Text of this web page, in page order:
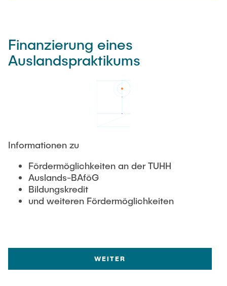
Finanzierung eines
Auslandspraktikums
Informationen zu
Fördermöglichkeiten an der TUHH
Auslands-BAföG
Bildungskredit
und weiteren Fördermöglichkeiten
WEITER